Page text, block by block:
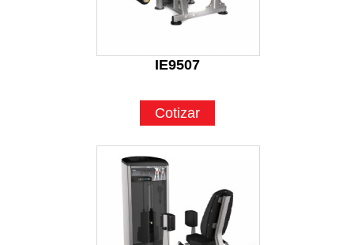
IE9507
Cotizar